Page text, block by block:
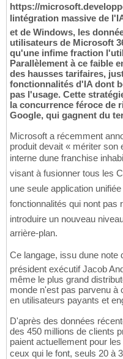
https://
lintégration massive de
et de Windows, les
utilisateurs de Microsoft
qu'une infime fraction
Parallèlement à ce faible
des hausses tarifaires,
fonctionnalités d'IA dont
pas l'usage. Cette
la concurrence féroce de
Google, qui gagnent du
Microsoft a récemment
produit devait « mériter
interne dune franchise
visant à fusionner tous les
une seule application
fonctionnalités qui nont
introduire un nouveau
arrière-plan.
Ce langage, issu dune
président exécutif Jacob
même le plus grand
monde n'est pas parvenu à
en utilisateurs payants et
D'après des données
des 450 millions de clients
paient actuellement pour
ceux qui le font, seuls 20 à